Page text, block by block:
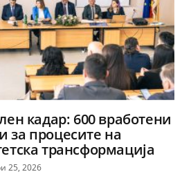
кадар: 600 вработени
за процесите на
трансформација
25, 2026